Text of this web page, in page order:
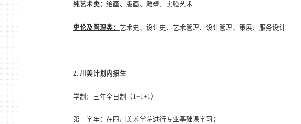
纯艺术类： 绘画、版画、雕塑、实验艺术
史论及管理类： 艺术史、设计史、艺术管理、设计管理、策展、服务设计
2. 川美计划内招生
学制 ：三年全日制（1+1+1）
第一学年：在四川美术学院进行专业基础课学习；